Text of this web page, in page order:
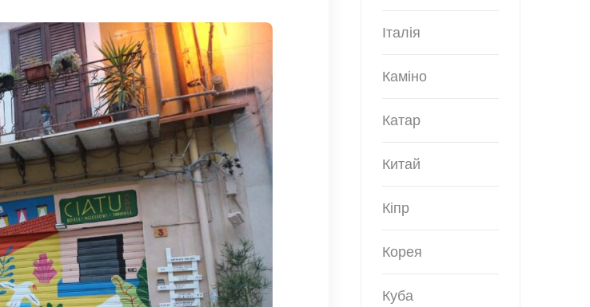
Італія
Каміно
Катар
Китай
Кіпр
Корея
Куба